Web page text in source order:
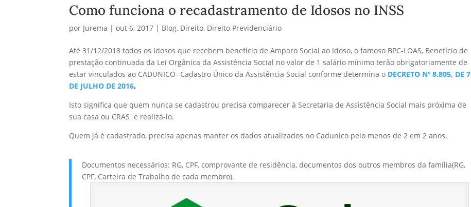
Como funciona o recadastramento de Idosos no INSS
por Jurema |out 6, 2017 | Blog, Direito, Direito Previdenciário
Até 31/12/2018 todos os Idosos que recebem benefício de Amparo Social ao Idoso, o famoso BPC-LOAS, Benefício de
prestação continuada da Lei Orgânica da Assistência Social no valor de 1 salário mínimo terão obrigatoriamente de
estar vinculados ao CADUNICO- Cadastro Único da Assistência Social conforme determina o DECRETO Nº 8.805, DE 7
DE JULHO DE 2016.
Isto significa que quem nunca se cadastrou precisa comparecer à Secretaria de Assistência Social mais próxima de
sua casa ou CRAS e realizá-lo.
Quem já é cadastrado, precisa apenas manter os dados atualizados no Cadunico pelo menos de 2 em 2 anos.
Documentos necessários: RG, CPF, comprovante de residência, documentos dos outros membros da família(RG,
CPF, Carteira de Trabalho de cada membro).